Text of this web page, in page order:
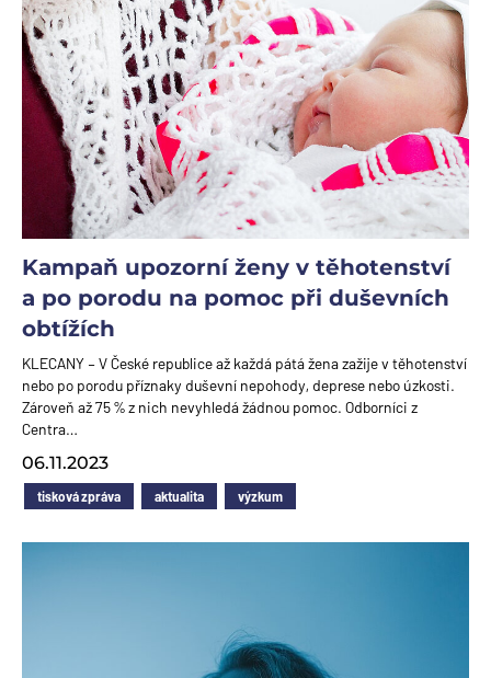
Kampaň upozorní ženy v těhotenství
a po porodu na pomoc při duševních
obtížích
KLECANY – V České republice až každá pátá žena zažije v těhotenství
nebo po porodu příznaky duševní nepohody, deprese nebo úzkosti.
Zároveň až 75 % z nich nevyhledá žádnou pomoc. Odborníci z
Centra…
06.11.2023
tisková zpráva aktualita výzkum